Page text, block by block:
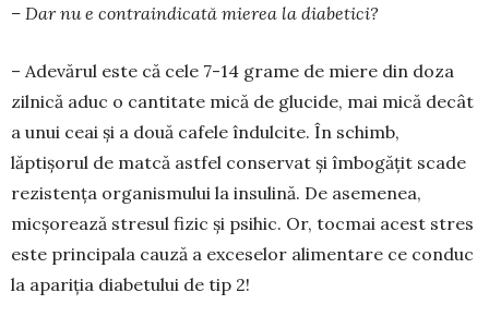
– Dar nu e contraindicată mierea la diabetici?
– Adevărul este că cele 7-14 grame de miere din doza
zilnică aduc o cantitate mică de glucide, mai mică decât
a unui ceai și a două cafele îndul­cite. În schimb,
lăptișorul de matcă astfel conservat și îm­bo­gățit scade
rezistența organismului la insu­lină. De asemenea,
micșorează stresul fizic și psi­hic. Or, toc­mai acest stres
este principala cauză a exceselor alimentare ce conduc
la apariția diabetului de tip 2!